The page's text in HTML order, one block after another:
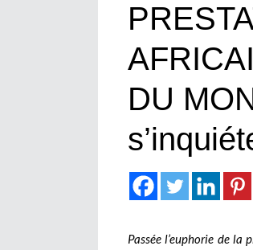
DU
Passée l’euphorie de